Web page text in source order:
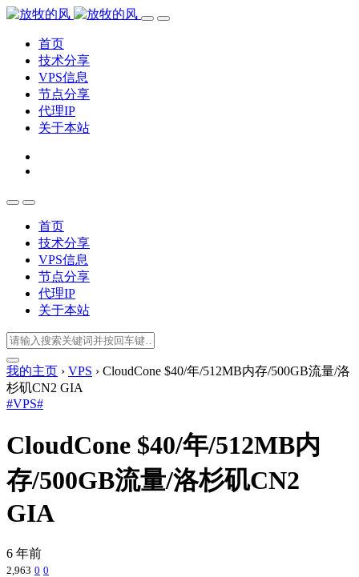
首页
技术分享
VPS信息
节点分享
代理IP
关于本站
首页
技术分享
VPS信息
节点分享
代理IP
关于本站
我的主页 › VPS › CloudCone $40/年/512MB内存/500GB流量/洛
杉矶CN2 GIA
#VPS#
CloudCone $40/年/512MB内
存/500GB流量/洛杉矶CN2
GIA
6 年前
2,963 0 0